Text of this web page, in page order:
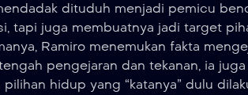
dituduh menjadi pemicu
tapi juga membuatnya jadi target
Ramiro menemukan fakta
pengejaran dan tekanan, ia
hidup yang “katanya” dulu